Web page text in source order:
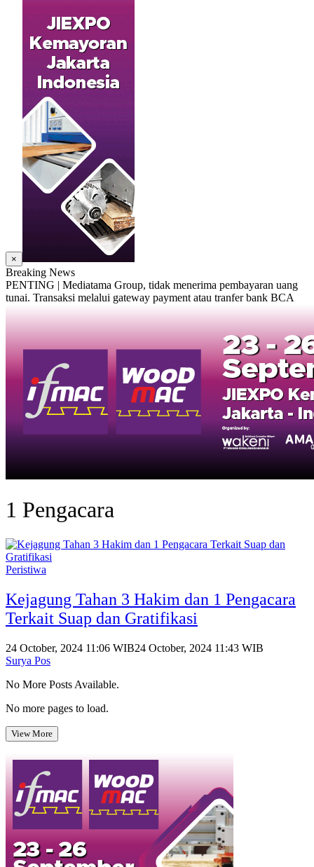
×
Breaking News
PENTING | Mediatama Group, tidak menerima pembayaran uang
tunai. Transaksi melalui gateway payment atau tranfer bank BCA
1 Pengacara
Peristiwa
Kejagung Tahan 3 Hakim dan 1 Pengacara
Terkait Suap dan Gratifikasi
24 October, 2024 11:06 WIB24 October, 2024 11:43 WIB
Surya Pos
No More Posts Available.
No more pages to load.
View More